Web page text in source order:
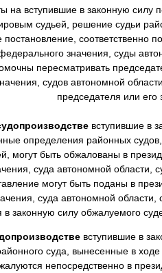
на вступившие в законную силу
судьей, решение судьи
постановление, соответственно
значения, суды
пересматривать
судов автономной
председателя или его
вступившие в
определения районных
могут быть обжалованы в
суда автономной области,
могут быть поданы в
суда автономной
в законную силу обжалуемого
вступившие в
суда, вынесенные в
непосредственно в